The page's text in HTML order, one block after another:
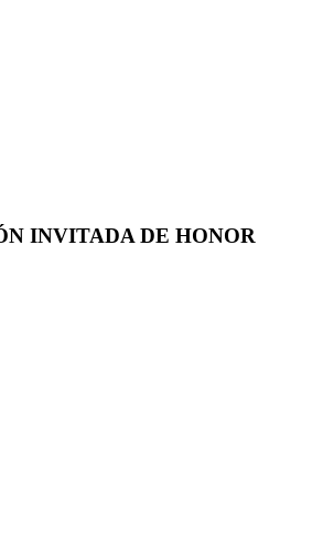
INVITADA DE HONOR